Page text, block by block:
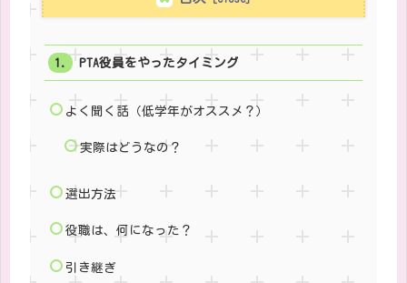
PTA役員をやったタイミング
よく聞く話（低学年がオススメ？）
実際はどうなの？
選出方法
役職は、何になった？
引き継ぎ